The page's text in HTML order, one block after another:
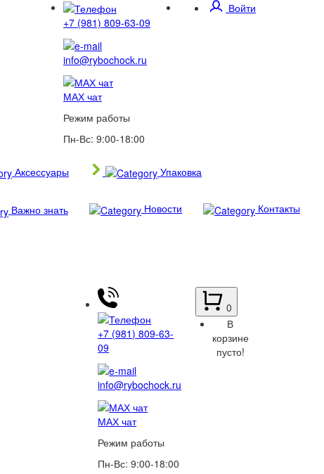
Войти
+7 (981) 809-63-09
info@rybochock.ru
МАХ чат
Режим работы
Пн-Вс: 9:00-18:00
Аксессуары Упаковка
Важно знать Новости
Контакты
+7 (981) 809-63-
09
info@rybochock.ru
МАХ чат
Режим работы
Пн-Вс: 9:00-18:00
0
В
корзине
пусто!